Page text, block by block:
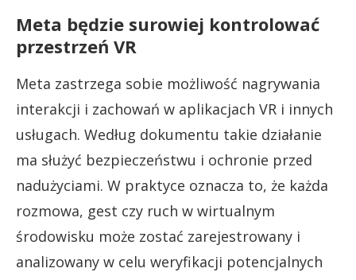
Meta będzie surowiej kontrolować
przestrzeń VR
Meta zastrzega sobie możliwość nagrywania
interakcji i zachowań w aplikacjach VR i innych
usługach. Według dokumentu takie działanie
ma służyć bezpieczeństwu i ochronie przed
nadużyciami. W praktyce oznacza to, że każda
rozmowa, gest czy ruch w wirtualnym
środowisku może zostać zarejestrowany i
analizowany w celu weryfikacji potencjalnych